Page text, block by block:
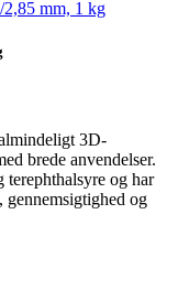
3D-
brede anvendelser.
og har
gennemsigtighed og